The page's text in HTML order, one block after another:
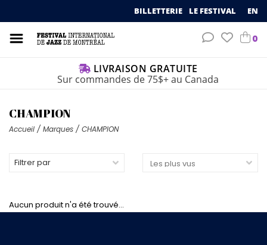
BILLETTERIE LE FESTIVAL EN
0
LIVRAISON GRATUITE
Sur commandes de 75$+ au Canada
CHAMPION
Accueil / Marques / CHAMPION
Filtrer par
Aucun produit n'a été trouvé...